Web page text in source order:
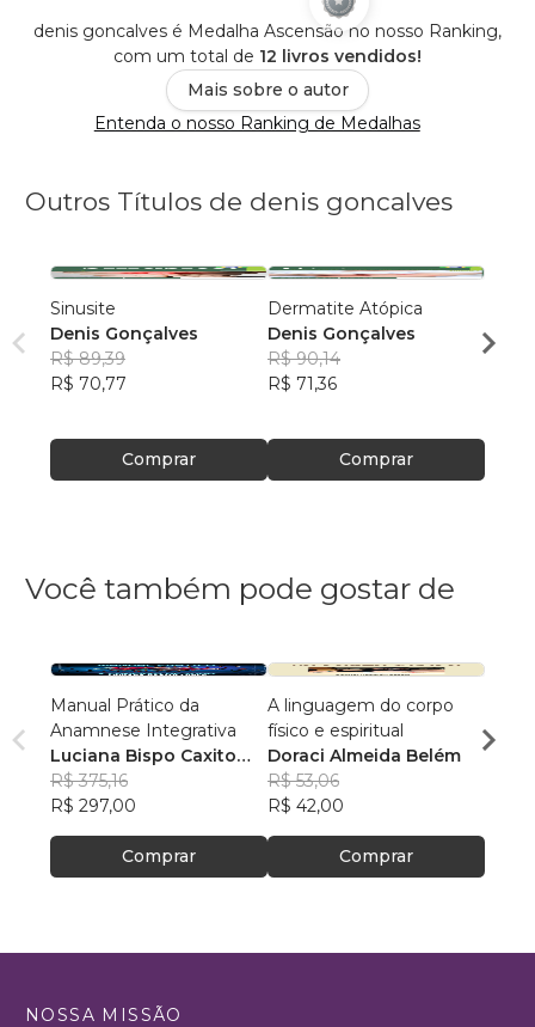
denis goncalves é Medalha Ascensão no nosso Ranking,
com um total de 12 livros vendidos!
Mais sobre o autor
Entenda o nosso Ranking de Medalhas
Outros Títulos de denis goncalves
Sinusite
Denis Gonçalves
R$ 89,39
R$ 70,77
Comprar
Dermatite Atópica
Denis Gonçalves
R$ 90,14
R$ 71,36
Comprar
Você também pode gostar de
Manual Prático da
Anamnese Integrativa
Luciana Bispo Caxito
Lopes Cançado
R$ 375,16
R$ 297,00
Comprar
A linguagem do corpo
físico e espiritual
Doraci Almeida Belém
R$ 53,06
R$ 42,00
Comprar
NOSSA MISSÃO